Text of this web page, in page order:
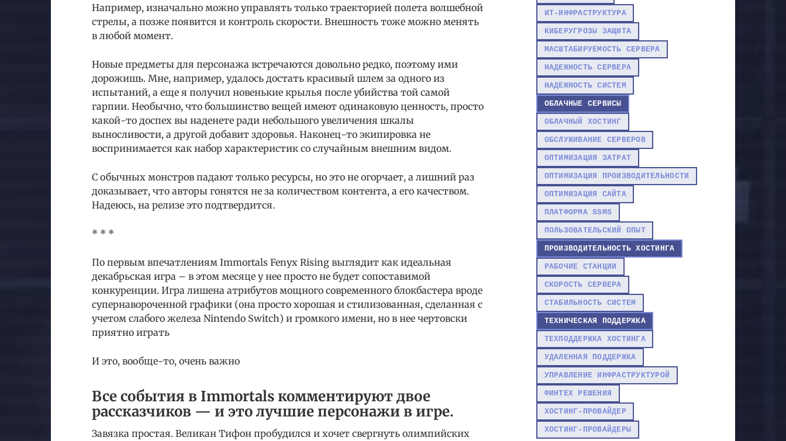
Например, изначально можно управлять только траекторией полета волшебной
стрелы, а позже появится и контроль скорости. Внешность тоже можно менять
в любой момент.
Новые предметы для персонажа встречаются довольно редко, поэтому ими
дорожишь. Мне, например, удалось достать красивый шлем за одного из
испытаний, а еще я получил новенькие крылья после убийства той самой
гарпии. Необычно, что большинство вещей имеют одинаковую ценность, просто
какой-то доспех вы наденете ради небольшого увеличения шкалы
выносливости, а другой добавит здоровья. Наконец-то экипировка не
воспринимается как набор характеристик со случайным внешним видом.
С обычных монстров падают только ресурсы, но это не огорчает, а лишний раз
доказывает, что авторы гонятся не за количеством контента, а его качеством.
Надеюсь, на релизе это подтвердится.
* * *
По первым впечатлениям Immortals Fenyx Rising выглядит как идеальная
декабрьская игра – в этом месяце у нее просто не будет сопоставимой
конкуренции. Игра лишена атрибутов мощного современного блокбастера вроде
супернавороченной графики (она просто хорошая и стилизованная, сделанная с
учетом слабого железа Nintendo Switch) и громкого имени, но в нее чертовски
приятно играть
И это, вообще-то, очень важно
Все события в Immortals комментируют двое
рассказчиков — и это лучшие персонажи в игре.
Завязка простая. Великан Тифон пробудился и хочет свергнуть олимпийских
ИТ-ИНФРАСТРУКТУРА
КИБЕРУГРОЗЫ ЗАЩИТА
МАСШТАБИРУЕМОСТЬ СЕРВЕРА
НАДЕЖНОСТЬ СЕРВЕРА
НАДЕЖНОСТЬ СИСТЕМ
ОБЛАЧНЫЕ СЕРВИСЫ
ОБЛАЧНЫЙ ХОСТИНГ
ОБСЛУЖИВАНИЕ СЕРВЕРОВ
ОПТИМИЗАЦИЯ ЗАТРАТ
ОПТИМИЗАЦИЯ ПРОИЗВОДИТЕЛЬНОСТИ
ОПТИМИЗАЦИЯ САЙТА
ПЛАТФОРМА SSMS
ПОЛЬЗОВАТЕЛЬСКИЙ ОПЫТ
ПРОИЗВОДИТЕЛЬНОСТЬ ХОСТИНГА
РАБОЧИЕ СТАНЦИИ
СКОРОСТЬ СЕРВЕРА
СТАБИЛЬНОСТЬ СИСТЕМ
ТЕХНИЧЕСКАЯ ПОДДЕРЖКА
ТЕХПОДДЕРЖКА ХОСТИНГА
УДАЛЕННАЯ ПОДДЕРЖКА
УПРАВЛЕНИЕ ИНФРАСТРУКТУРОЙ
ФИНТЕХ РЕШЕНИЯ
ХОСТИНГ-ПРОВАЙДЕР
ХОСТИНГ-ПРОВАЙДЕРЫ